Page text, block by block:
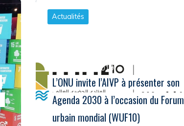
Actualités
Le 15 janvier 2019
L’ONU invite l’AIVP à présenter son
Agenda 2030 à l’occasion du Forum
urbain mondial (WUF10)